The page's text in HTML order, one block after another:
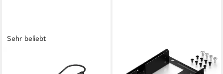
Sehr beliebt
Festplatten-Gehäuse USB-
DELEYCON
Festplatten-Einbaurahmen